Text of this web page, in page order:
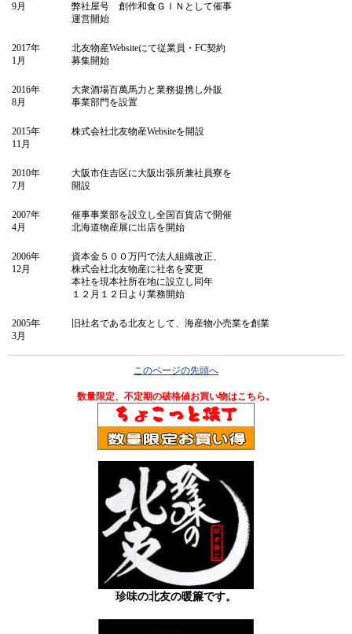
9月
弊社屋号 創作和食ＧＩＮとして催事
運営開始
2017年
1月
北友物産Websiteにて従業員・FC契約
募集開始
2016年
8月
大衆酒場百萬馬力と業務提携し外販
事業部門を設置
2015年
11月
株式会社北友物産Websiteを開設
2010年
7月
大阪市住吉区に大阪出張所兼社員寮を
開設
2007年
4月
催事事業部を設立し全国百貨店で開催
北海道物産展に出店を開始
2006年
12月
資本金５００万円で法人組織改正、
株式会社北友物産に社名を変更
本社を現本社所在地に設立し同年
１２月１２日より業務開始
2005年
3月
旧社名である北友として、海産物小売業を創業
このページの先頭へ
数量限定、不定期の破格値お買い物はこちら。
珍味の北友の暖簾です。